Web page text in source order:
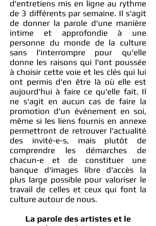
d'entretiens mis en ligne au rythme
de 3 différents par semaine. Il s'agit
de donner la parole d'une manière
intime et approfondie à une
personne du monde de la culture
sans l'interrompre pour qu'elle
donne les raisons qui l'ont poussée
à choisir cette voie et les clés qui lui
ont permis d'en être là où elle est
aujourd'hui à faire ce qu'elle fait. Il
ne s'agit en aucun cas de faire la
promotion d'un événement en soi,
même si les liens fournis en annexe
permettront de retrouver l'actualité
des invité-e-s, mais plutôt de
comprendre les démarches de
chacun-e et de constituer une
banque d'images libre d'accès la
plus large possible pour valoriser le
travail de celles et ceux qui font la
culture autour de nous.
La parole des artistes et le